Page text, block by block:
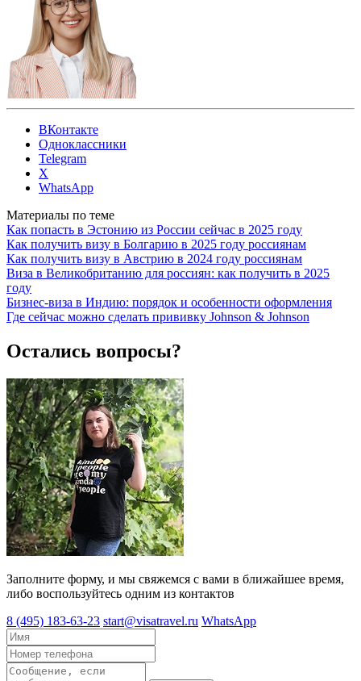
ВКонтакте
Одноклассники
Telegram
X
WhatsApp
Материалы по теме
Как попасть в Эстонию из России сейчас в 2025 году
Как получить визу в Болгарию в 2025 году россиянам
Как получить визу в Австрию в 2024 году россиянам
Виза в Великобританию для россиян: как получить в 2025
году
Бизнес-виза в Индию: порядок и особенности оформления
Где сейчас можно сделать прививку Johnson & Johnson
Остались вопросы?
Заполните форму, и мы свяжемся с вами в ближайшее время,
либо воспользуйтесь одним из контактов
8 (495) 183-63-23 start@visatravel.ru WhatsApp